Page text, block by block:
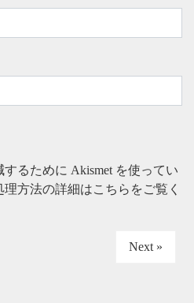
るために Akismet を使ってい
方法の詳細はこちらをご覧く
Next »